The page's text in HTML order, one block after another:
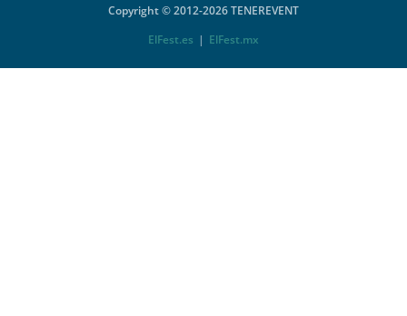
Copyright © 2012-2026 TENEREVENT
ElFest.es | ElFest.mx